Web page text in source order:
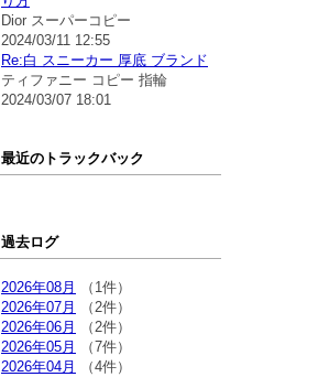
Dior スーパーコピー
2024/03/11 12:55
Re:白 スニーカー 厚底 ブランド
ティファニー コピー 指輪
2024/03/07 18:01
最近のトラックバック
過去ログ
2026年08月
（1件）
2026年07月
（2件）
2026年06月
（2件）
2026年05月
（7件）
2026年04月
（4件）